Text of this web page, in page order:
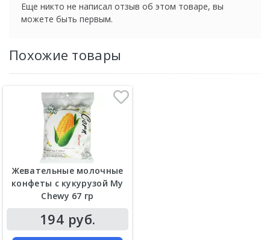
Еще никто не написал отзыв об этом товаре, вы
можете быть первым.
Похожие товары
Жевательные молочные
конфеты с кукурузой My
Chewy 67 гр
194 руб.